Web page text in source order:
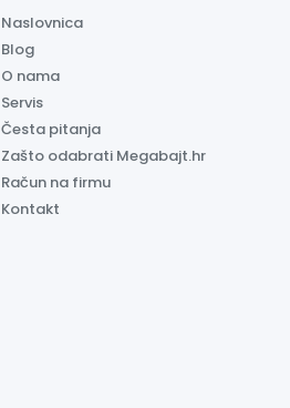
Naslovnica
Blog
O nama
Servis
Česta pitanja
Zašto odabrati Megabajt.hr
Račun na firmu
Kontakt